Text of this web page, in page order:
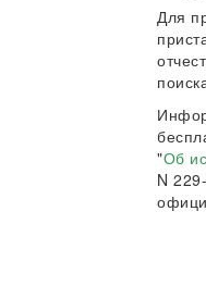
Для
"Об
N